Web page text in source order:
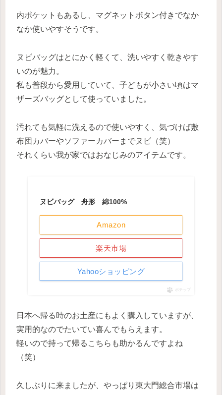
内ポケットもあるし、マグネットボタン付きでなか
なか使いやすそうです。
ヌビバッグはとにかく軽くて、洗いやすく乾きやす
いのが魅力。
私も普段から愛用していて、子どもが小さい頃はマ
ザーズバッグとして使っていました。
汚れても気軽に洗えるので使いやすく、気づけば敷
布団カバーやソファーカバーまでヌビ（笑）
それくらい我が家ではおなじみのアイテムです。
ヌビバッグ 舟形 綿100%
Amazon
楽天市場
Yahooショッピング
ポチップ
日本へ帰る時のお土産にもよく購入していますが、
実用的なのでたいてい喜んでもらえます。
軽いので持って帰るこちらも助かるんですよね
（笑）
久しぶりに来ましたが、やっぱり東大門総合市場は